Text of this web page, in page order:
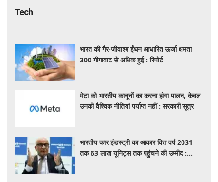
Tech
भारत की गैर-जीवाश्म ईंधन आधारित ऊर्जा क्षमता
300 गीगावाट से अधिक हुई : रिपोर्ट
मेटा को भारतीय कानूनों का करना होगा पालन, केवल
उनकी वैश्विक नीतियां पर्याप्त नहीं : सरकारी सूत्र
भारतीय कार इंडस्ट्री का आकार वित्त वर्ष 2031
तक 63 लाख यूनिट्स तक पहुंचने की उम्मीद :